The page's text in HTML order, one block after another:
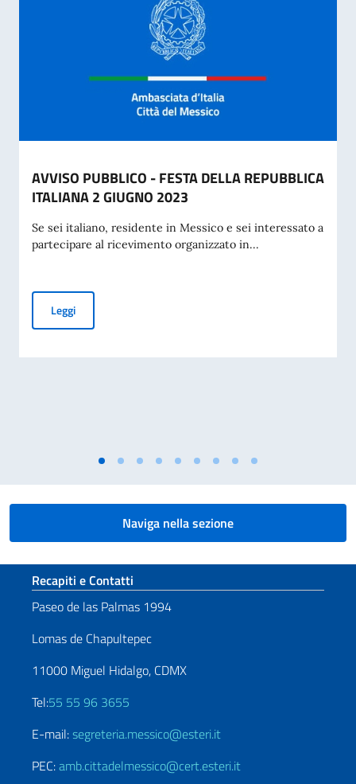
AVVISO PUBBLICO - FESTA DELLA REPUBBLICA
ITALIANA 2 GIUGNO 2023
Se sei italiano, residente in Messico e sei interessato a
partecipare al ricevimento organizzato in...
LeggiAVVISO PUBBLICO - FESTA DELLA REPUBBLICA ITALIANA
Naviga nella sezione
Sezione footer
Recapiti e Contatti
Paseo de las Palmas 1994
Lomas de Chapultepec
11000 Miguel Hidalgo, CDMX
Tel:55 55 96 3655
E-mail:segreteria.messico@esteri.it
PEC:amb.cittadelmessico@cert.esteri.it